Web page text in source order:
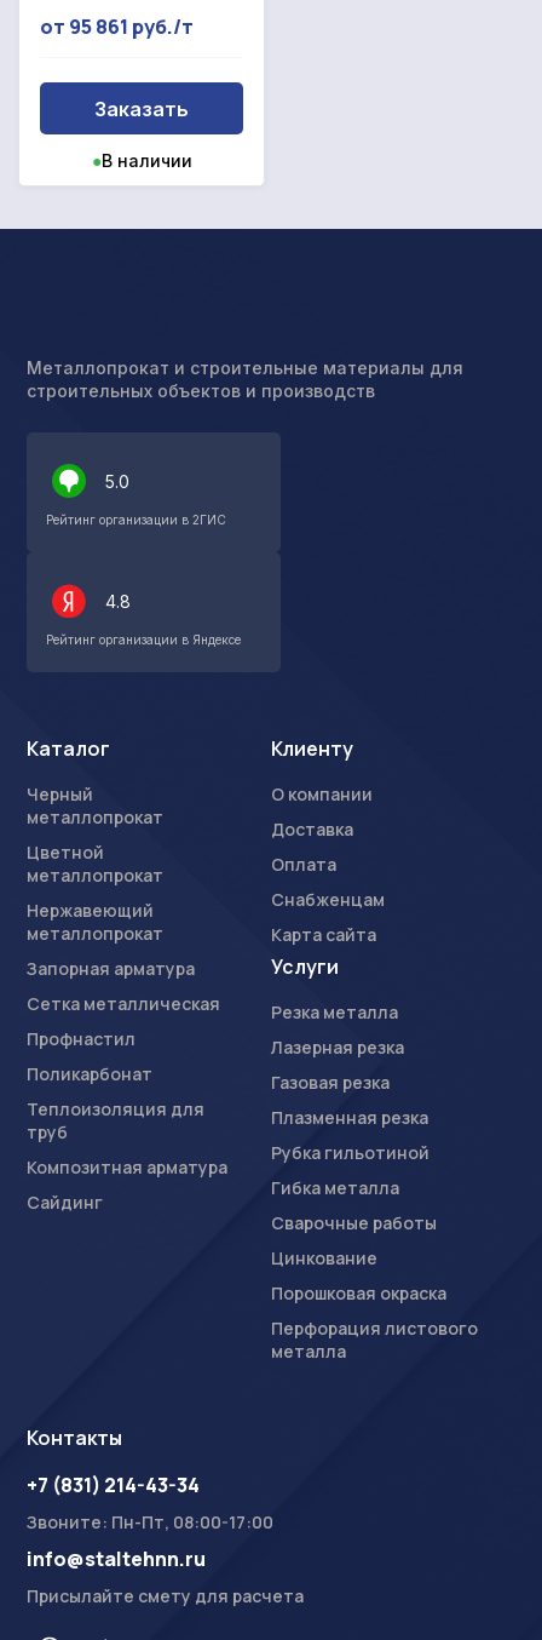
от 95 861 руб./т
Заказать
●В наличии
Металлопрокат и строительные материалы для
строительных объектов и производств
5.0
Рейтинг организации в 2ГИС
4.8
Рейтинг организации в Яндексе
Каталог
Черный
металлопрокат
Цветной
металлопрокат
Нержавеющий
металлопрокат
Запорная арматура
Сетка металлическая
Профнастил
Поликарбонат
Теплоизоляция для
труб
Композитная арматура
Сайдинг
Клиенту
О компании
Доставка
Оплата
Снабженцам
Карта сайта
Услуги
Резка металла
Лазерная резка
Газовая резка
Плазменная резка
Рубка гильотиной
Гибка металла
Сварочные работы
Цинкование
Порошковая окраска
Перфорация листового
металла
Контакты
+7 (831) 214-43-34
Звоните: Пн-Пт, 08:00-17:00
info@staltehnn.ru
Присылайте смету для расчета